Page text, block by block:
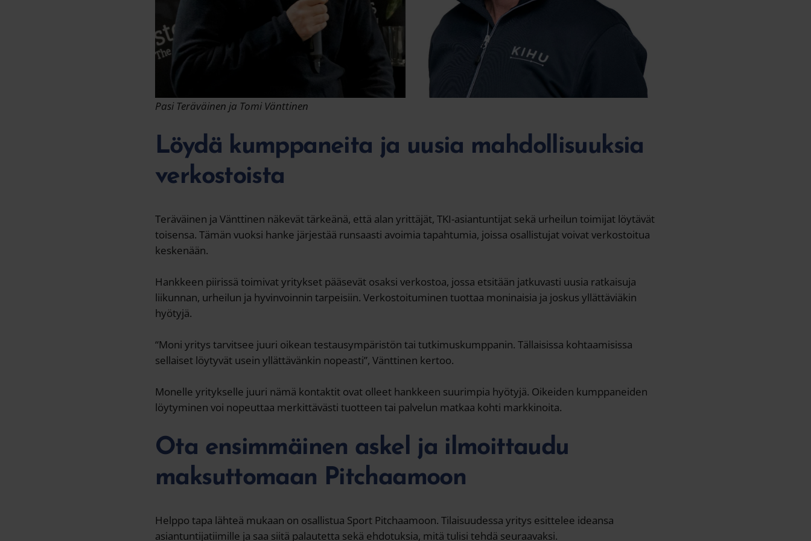
Pasi Teräväinen ja Tomi Vänttinen
Löydä kumppaneita ja uusia mahdollisuuksia
verkostoista
Teräväinen ja Vänttinen näkevät tärkeänä, että alan yrittäjät, TKI-asiantuntijat sekä urheilun toimijat löytävät
toisensa. Tämän vuoksi hanke järjestää runsaasti avoimia tapahtumia, joissa osallistujat voivat verkostoitua
keskenään.
Hankkeen piirissä toimivat yritykset pääsevät osaksi verkostoa, jossa etsitään jatkuvasti uusia ratkaisuja
liikunnan, urheilun ja hyvinvoinnin tarpeisiin. Verkostoituminen tuottaa moninaisia ja joskus yllättäviäkin
hyötyjä.
“Moni yritys tarvitsee juuri oikean testausympäristön tai tutkimuskumppanin. Tällaisissa kohtaamisissa
sellaiset löytyvät usein yllättävänkin nopeasti”, Vänttinen kertoo.
Monelle yritykselle juuri nämä kontaktit ovat olleet hankkeen suurimpia hyötyjä. Oikeiden kumppaneiden
löytyminen voi nopeuttaa merkittävästi tuotteen tai palvelun matkaa kohti markkinoita.
Ota ensimmäinen askel ja ilmoittaudu
maksuttomaan Pitchaamoon
Helppo tapa lähteä mukaan on osallistua Sport Pitchaamoon. Tilaisuudessa yritys esittelee ideansa
asiantuntijatiimille ja saa siitä palautetta sekä ehdotuksia, mitä tulisi tehdä seuraavaksi.